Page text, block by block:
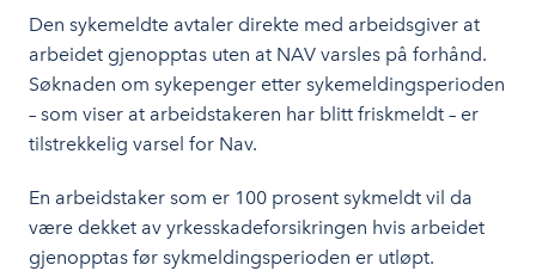
Den sykemeldte avtaler direkte med arbeidsgiver at
arbeidet gjenopptas uten at NAV varsles på forhånd.
Søknaden om sykepenger etter sykemeldingsperioden
– som viser at arbeidstakeren har blitt friskmeldt – er
tilstrekkelig varsel for Nav.
En arbeidstaker som er 100 prosent sykmeldt vil da
være dekket av yrkesskadeforsikringen hvis arbeidet
gjenopptas før sykmeldingsperioden er utløpt.